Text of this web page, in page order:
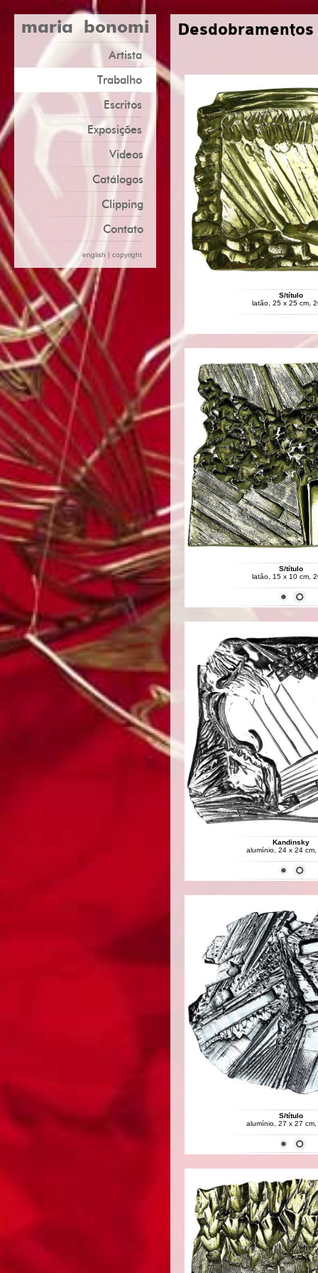
maria bonomi
Artista
Trabalho
Escritos
Exposições
Videos
Catálogos
Clipping
Contato
english | copyright
Desdobramentos
S/título
latão, 25 x 25 cm,
S/título
latão, 15 x 10 cm,
Kandinsky
alumínio, 24 x 24
S/título
alumínio, 27 x 27